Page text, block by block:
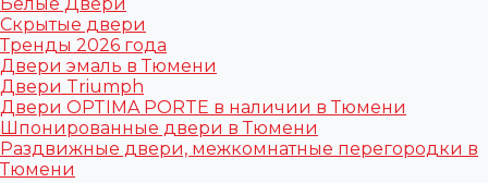
Скрытые двери
Тренды 2026 года
Двери эмаль в Тюмени
Двери Triumph
Двери OPTIMA PORTE в наличии в Тюмени
Шпонированные двери в Тюмени
Раздвижные двери, межкомнатные перегородки в
Тюмени